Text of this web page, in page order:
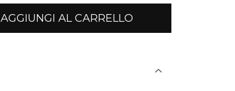
AGGIUNGI AL CARRELLO